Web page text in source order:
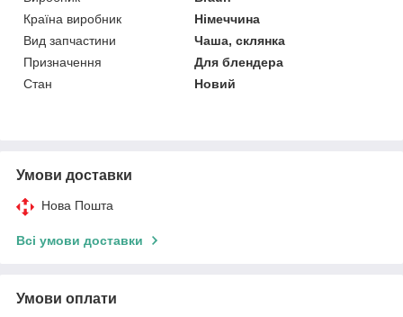
Країна виробник
Німеччина
Вид запчастини
Чаша, склянка
Призначення
Для блендера
Стан
Новий
Умови доставки
Нова Пошта
Всі умови доставки
Умови оплати